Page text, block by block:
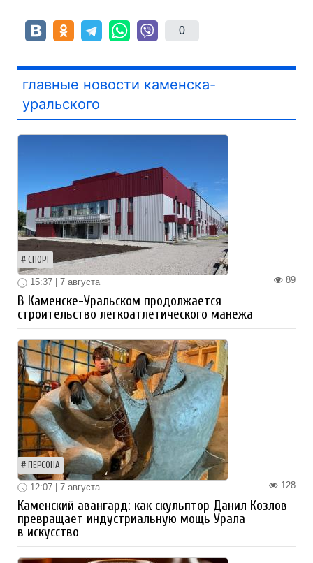
0
главные новости каменска-
уральского
СПОРТ
89
15:37 | 7 августа
В Каменске-Уральском продолжается
строительство легкоатлетического манежа
ПЕРСОНА
128
12:07 | 7 августа
Каменский авангард: как скульптор Данил Козлов
превращает индустриальную мощь Урала
в искусство